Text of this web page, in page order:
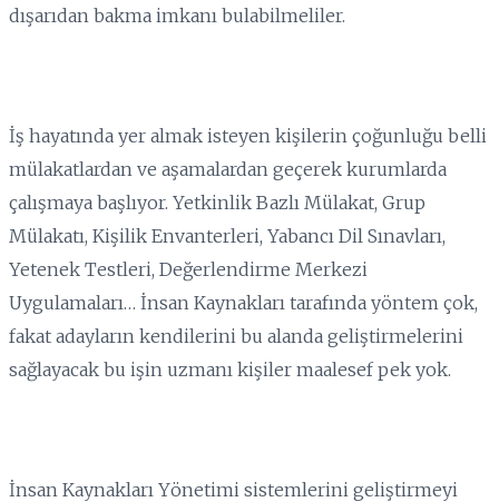
dışarıdan bakma imkanı bulabilmeliler.
İş hayatında yer almak isteyen kişilerin çoğunluğu belli
mülakatlardan ve aşamalardan geçerek kurumlarda
çalışmaya başlıyor. Yetkinlik Bazlı Mülakat, Grup
Mülakatı, Kişilik Envanterleri, Yabancı Dil Sınavları,
Yetenek Testleri, Değerlendirme Merkezi
Uygulamaları… İnsan Kaynakları tarafında yöntem çok,
fakat adayların kendilerini bu alanda geliştirmelerini
sağlayacak bu işin uzmanı kişiler maalesef pek yok.
İnsan Kaynakları Yönetimi sistemlerini geliştirmeyi